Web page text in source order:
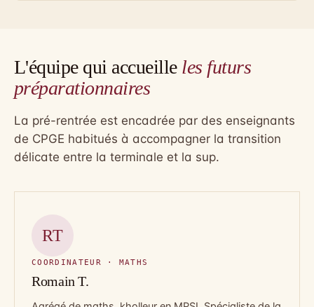
L'équipe qui accueille les futurs
préparationnaires
La pré-rentrée est encadrée par des enseignants
de CPGE habitués à accompagner la transition
délicate entre la terminale et la sup.
RT
COORDINATEUR · MATHS
Romain T.